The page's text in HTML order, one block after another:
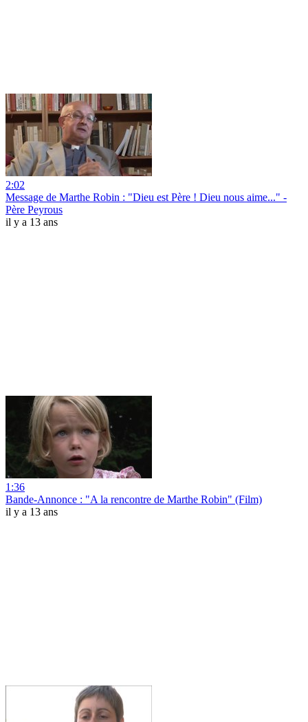
2:02
Message de Marthe Robin : "Dieu est Père ! Dieu nous aime..." -
Père Peyrous
il y a 13 ans
1:36
Bande-Annonce : "A la rencontre de Marthe Robin" (Film)
il y a 13 ans